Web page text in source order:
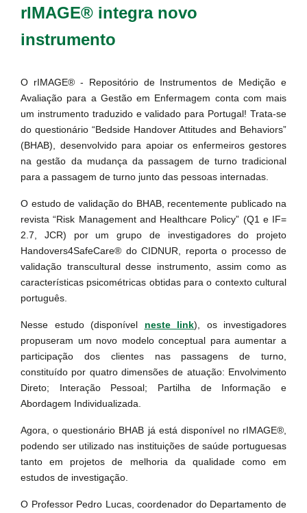
rIMAGE® integra novo
instrumento
O rIMAGE® - Repositório de Instrumentos de Medição e
Avaliação para a Gestão em Enfermagem conta com mais
um instrumento traduzido e validado para Portugal! Trata-se
do questionário “Bedside Handover Attitudes and Behaviors”
(BHAB), desenvolvido para apoiar os enfermeiros gestores
na gestão da mudança da passagem de turno tradicional
para a passagem de turno junto das pessoas internadas.
O estudo de validação do BHAB, recentemente publicado na
revista “Risk Management and Healthcare Policy” (Q1 e IF=
2.7, JCR) por um grupo de investigadores do projeto
Handovers4SafeCare® do CIDNUR, reporta o processo de
validação transcultural desse instrumento, assim como as
características psicométricas obtidas para o contexto cultural
português.
Nesse estudo (disponível neste link), os investigadores
propuseram um novo modelo conceptual para aumentar a
participação dos clientes nas passagens de turno,
constituído por quatro dimensões de atuação: Envolvimento
Direto; Interação Pessoal; Partilha de Informação e
Abordagem Individualizada.
Agora, o questionário BHAB já está disponível no rIMAGE®,
podendo ser utilizado nas instituições de saúde portuguesas
tanto em projetos de melhoria da qualidade como em
estudos de investigação.
O Professor Pedro Lucas, coordenador do Departamento de